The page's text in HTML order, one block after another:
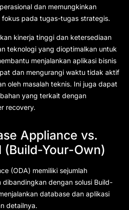
dan memungkinkan
pada tugas-tugas strategis.
kinerja tinggi dan ketersediaan
teknologi yang dioptimalkan untuk
menjalankan aplikasi bisnis
dan mengurangi waktu tidak aktif
oleh masalah teknis. Ini juga dapat
yang terkait dengan
recovery.
Appliance vs.
(Build-Your-Own)
(ODA) memiliki sejumlah
dengan solusi Build-
database dan aplikasi
detailnya.